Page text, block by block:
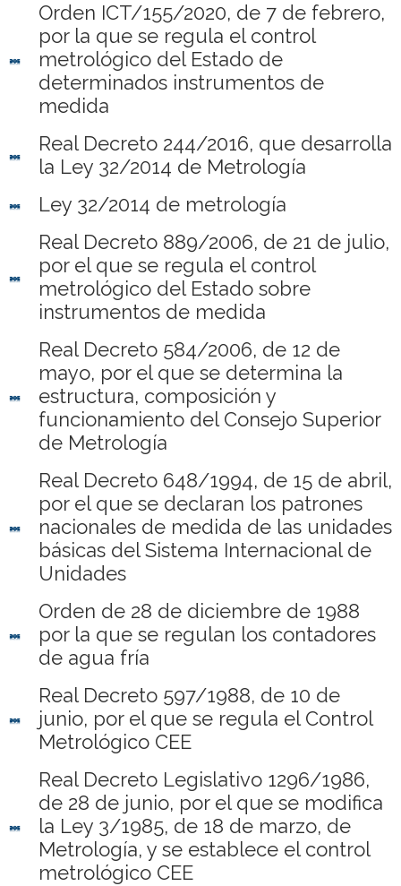
Orden ICT/155/2020, de 7 de febrero,
por la que se regula el control
metrológico del Estado de
determinados instrumentos de
medida
Real Decreto 244/2016, que desarrolla
la Ley 32/2014 de Metrología
Ley 32/2014 de metrología
Real Decreto 889/2006, de 21 de julio,
por el que se regula el control
metrológico del Estado sobre
instrumentos de medida
Real Decreto 584/2006, de 12 de
mayo, por el que se determina la
estructura, composición y
funcionamiento del Consejo Superior
de Metrología
Real Decreto 648/1994, de 15 de abril,
por el que se declaran los patrones
nacionales de medida de las unidades
básicas del Sistema Internacional de
Unidades
Orden de 28 de diciembre de 1988
por la que se regulan los contadores
de agua fría
Real Decreto 597/1988, de 10 de
junio, por el que se regula el Control
Metrológico CEE
Real Decreto Legislativo 1296/1986,
de 28 de junio, por el que se modifica
la Ley 3/1985, de 18 de marzo, de
Metrología, y se establece el control
metrológico CEE